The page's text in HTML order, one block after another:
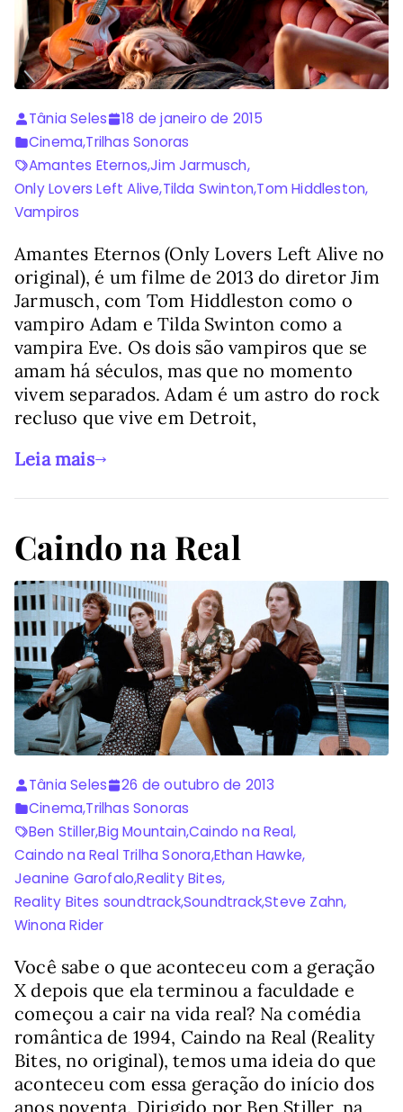
Tânia Seles
18 de janeiro de 2015
Cinema,Trilhas Sonoras
Amantes Eternos,Jim Jarmusch,
Only Lovers Left Alive,Tilda Swinton,Tom Hiddleston,
Vampiros
Amantes Eternos (Only Lovers Left Alive no
original), é um filme de 2013 do diretor Jim
Jarmusch, com Tom Hiddleston como o
vampiro Adam e Tilda Swinton como a
vampira Eve. Os dois são vampiros que se
amam há séculos, mas que no momento
vivem separados. Adam é um astro do rock
recluso que vive em Detroit,
Leia mais
Caindo na Real
Tânia Seles
26 de outubro de 2013
Cinema,Trilhas Sonoras
Ben Stiller,Big Mountain,Caindo na Real,
Caindo na Real Trilha Sonora,Ethan Hawke,
Jeanine Garofalo,Reality Bites,
Reality Bites soundtrack,Soundtrack,Steve Zahn,
Winona Rider
Você sabe o que aconteceu com a geração
X depois que ela terminou a faculdade e
começou a cair na vida real? Na comédia
romântica de 1994, Caindo na Real (Reality
Bites, no original), temos uma ideia do que
aconteceu com essa geração do início dos
anos noventa. Dirigido por Ben Stiller, na